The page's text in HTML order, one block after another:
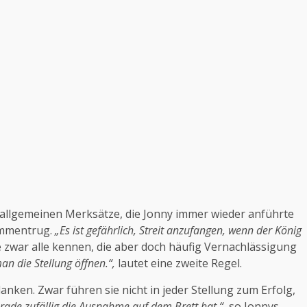
Merksätze, die Jonny immer wieder anführte
„Es ist gefährlich, Streit anzufangen, wenn der König
alle kennen, die aber doch häufig Vernachlässigung
die Stellung öffnen.“, lautet eine zweite Regel.
Zwar führen sie nicht in jeder Stellung zum Erfolg,